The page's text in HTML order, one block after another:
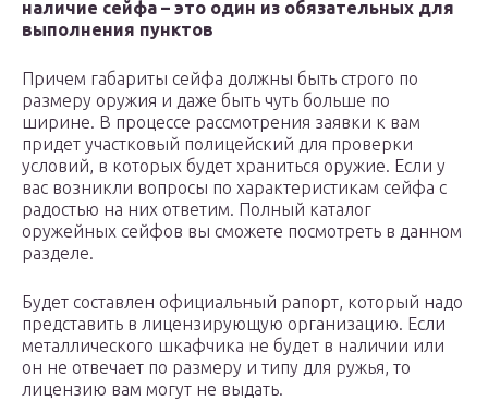
наличие сейфа – это один из обязательных для
выполнения пунктов
Причем габариты сейфа должны быть строго по
размеру оружия и даже быть чуть больше по
ширине. В процессе рассмотрения заявки к вам
придет участковый полицейский для проверки
условий, в которых будет храниться оружие. Если у
вас возникли вопросы по характеристикам сейфа с
радостью на них ответим. Полный каталог
оружейных сейфов вы сможете посмотреть в данном
разделе.
Будет составлен официальный рапорт, который надо
представить в лицензирующую организацию. Если
металлического шкафчика не будет в наличии или
он не отвечает по размеру и типу для ружья, то
лицензию вам могут не выдать.